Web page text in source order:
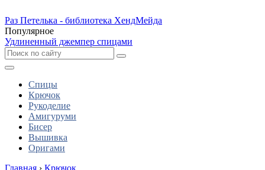
Раз Петелька - библиотека ХендМейда
Популярное
Удлиненный джемпер спицами
Спицы
Крючок
Рукоделие
Амигуруми
Бисер
Вышивка
Оригами
Главная › Крючок